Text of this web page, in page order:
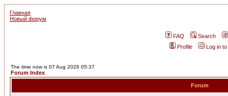
Главная
Новый форум
FAQ
Search
Profile
Log in
The time now is 07 Aug 2026 05:37
Forum Index
Forum